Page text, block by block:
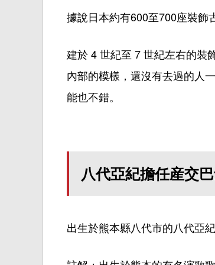
據說日本約有600至700座裝飾
建於 4 世紀至 7 世紀左右的裝
內部的模樣 ，還沒有去過的人
能也不錯。
八代亞紀擔任産交
出生於熊本縣八代市的八代亞